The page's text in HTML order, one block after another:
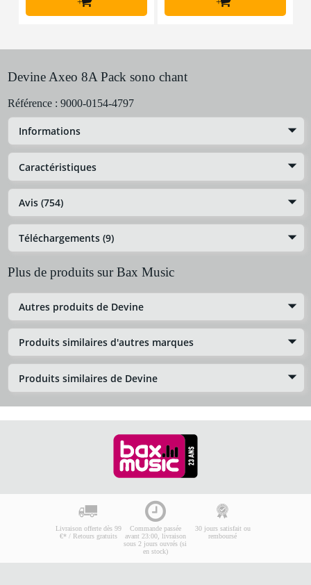
Devine Axeo 8A Pack sono chant
Référence : 9000-0154-4797
Informations
Caractéristiques
Avis (754)
Téléchargements (9)
Plus de produits sur Bax Music
Autres produits de Devine
Produits similaires d'autres marques
Produits similaires de Devine
Livraison offerte dès 99
€* / Retours gratuits
Commande passée
avant 23:00, livraison
sous 2 jours ouvrés (si
en stock)
30 jours satisfait ou
remboursé